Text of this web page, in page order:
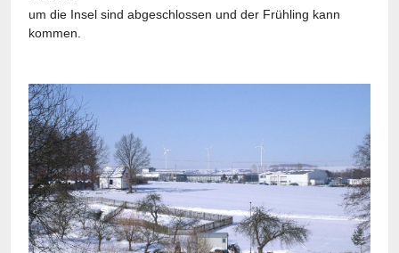
um die Insel sind abgeschlossen und der Frühling kann
kommen.